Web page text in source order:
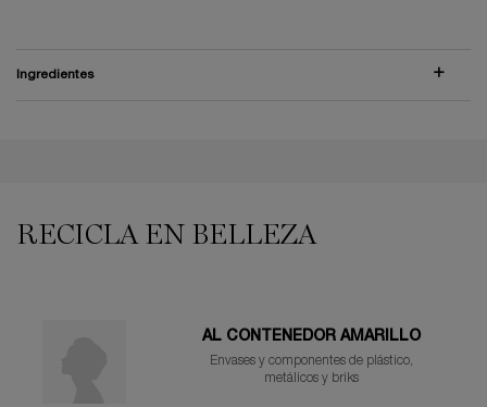
Ingredientes
RECICLA EN BELLEZA
AL CONTENEDOR AMARILLO
Envases y componentes de plástico,
metálicos y briks